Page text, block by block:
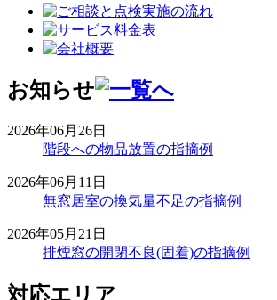
お知らせ
2026年06月26日
階段への物品放置の指摘例
2026年06月11日
無窓居室の換気量不足の指摘例
2026年05月21日
排煙窓の開閉不良(固着)の指摘例
対応エリア